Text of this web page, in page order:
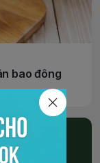
bao đông